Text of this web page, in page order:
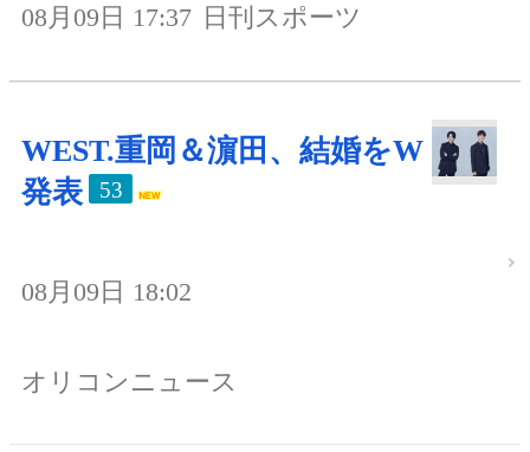
08月09日 17:37 日刊スポーツ
WEST.重岡＆濵田、結婚をW
発表
53
08月09日 18:02
オリコンニュース